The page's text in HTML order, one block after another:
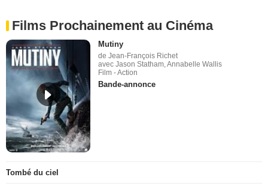
Films Prochainement au Cinéma
Mutiny
de Jean-François Richet
avec Jason Statham, Annabelle Wallis
Film - Action
Bande-annonce
Tombé du ciel